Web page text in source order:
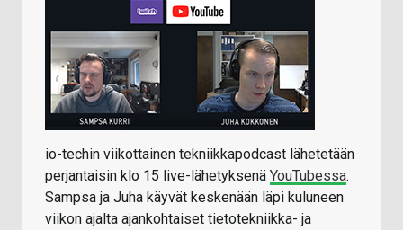
io-techin viikottainen tekniikkapodcast lähetetään
perjantaisin klo 15 live-lähetyksenä YouTubessa.
Sampsa ja Juha käyvät keskenään läpi kuluneen
viikon ajalta ajankohtaiset tietotekniikka- ja